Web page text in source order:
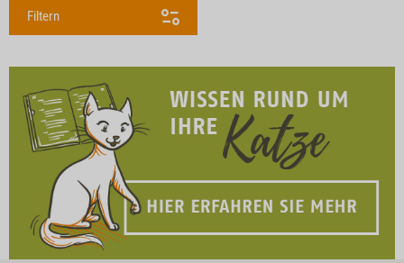
Filtern